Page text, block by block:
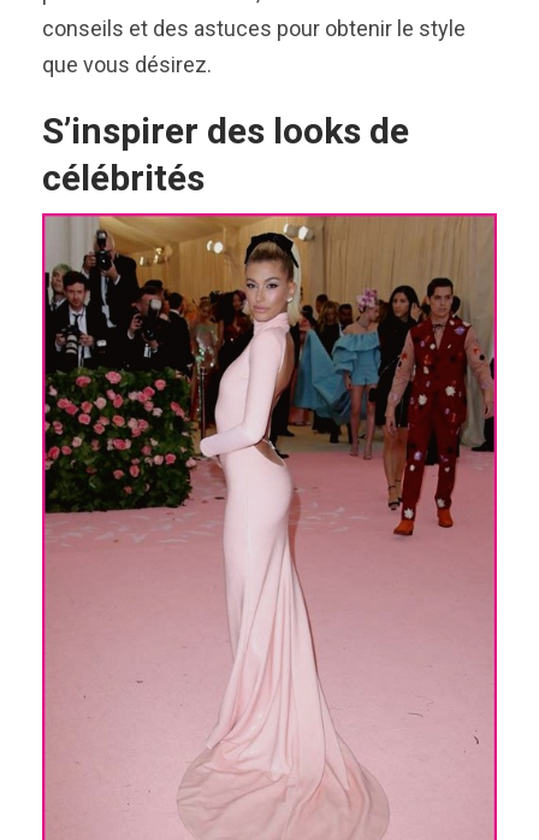
conseils et des astuces pour obtenir le style
que vous désirez.
S’inspirer des looks de
célébrités